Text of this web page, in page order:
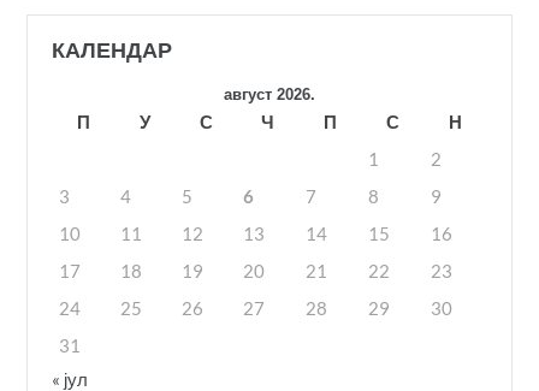
КАЛЕНДАР
август 2026.
П У С Ч П С
Н
1
2
3
4 5 6 7 8
9
10
11 12 13 14 15
16
17
18 19 20 21 22
23
24
25 26 27 28 29
30
31
« јул